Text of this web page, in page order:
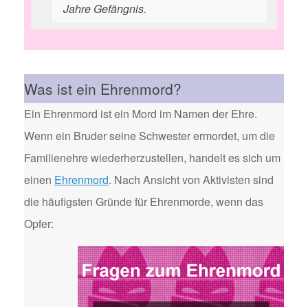
Jahre Gefängnis.
Was ist ein Ehrenmord?
Ein Ehrenmord ist ein Mord im Namen der Ehre.
Wenn ein Bruder seine Schwester ermordet, um die
Familienehre wiederherzustellen, handelt es sich um
einen Ehrenmord. Nach Ansicht von Aktivisten sind
die häufigsten Gründe für Ehrenmorde, wenn das
Opfer: